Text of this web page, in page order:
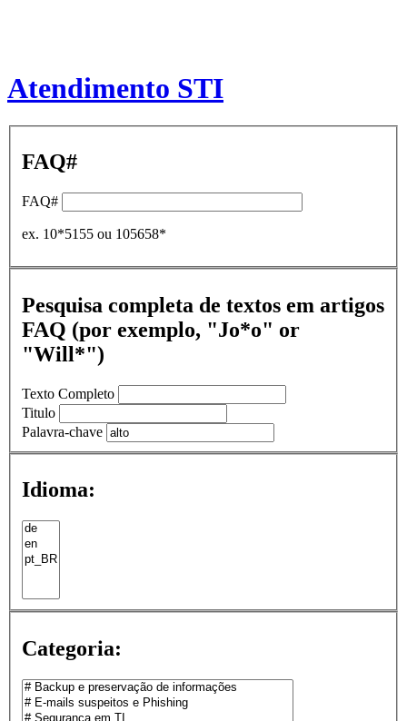
Atendimento STI
FAQ#
FAQ#
ex. 10*5155 ou 105658*
Pesquisa completa de textos em artigos
FAQ (por exemplo, "Jo*o" or
"Will*")
Texto Completo
Titulo
Palavra-chave
Idioma:
Categoria: